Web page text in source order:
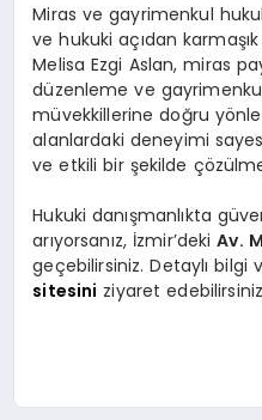
Miras ve gayrimenkul
ve hukuki açıdan
Melisa Ezgi Aslan, miras
düzenleme ve
müvekkillerine doğru
alanlardaki deneyimi
ve etkili bir şekilde
Hukuki danışmanlıkta
arıyorsanız, İzmir’dekiAv.
geçebilirsiniz. Detaylı bilgi
sitesini ziyaret